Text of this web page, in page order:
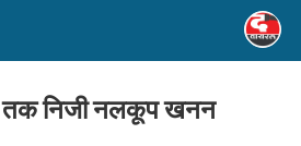
निजी नलकूप खनन